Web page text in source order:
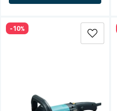
-10%